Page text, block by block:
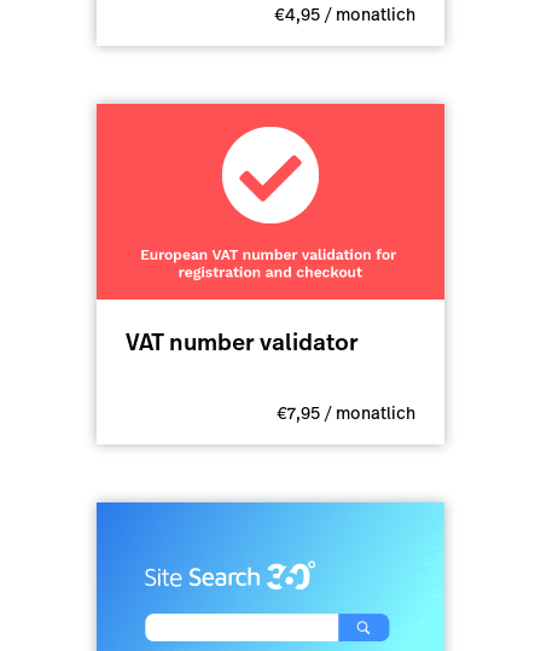
€4,95 / monatlich
VAT number validator
€7,95 / monatlich